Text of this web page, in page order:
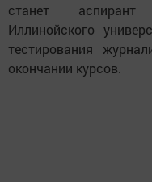
станет аспирант
Иллинойского
тестирования
окончании курсов.